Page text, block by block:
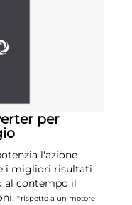
per
l'azione
i migliori risultati
al contempo il
*rispetto a un motore